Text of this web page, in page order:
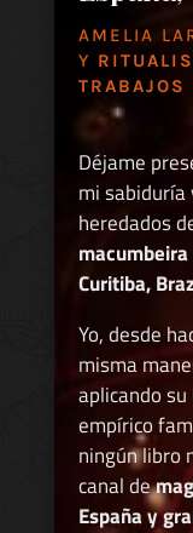
AMELIA
Y
Déjame
mi sabiduría
heredados
Curitiba,
Yo, desde
misma
aplicando su
empírico
ningún libro
canal de
España y